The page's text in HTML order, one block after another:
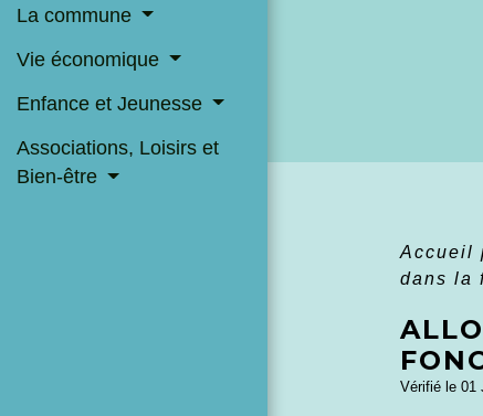
La commune
Vie économique
Enfance et Jeunesse
Associations, Loisirs et
Bien-être
Accueil
dans la
Vérifié le 01